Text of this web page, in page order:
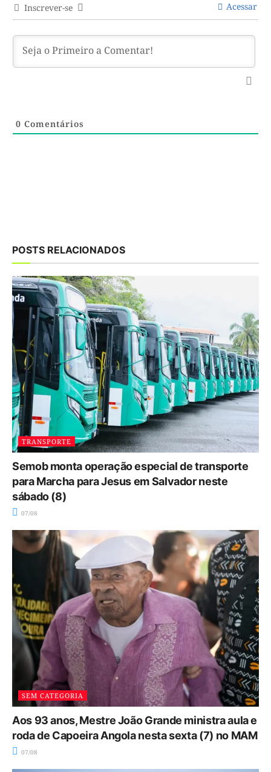
Inscrever-se Acessar
0 Comentários
POSTS RELACIONADOS
TRANSPORTE
Semob monta operação especial de transporte
para Marcha para Jesus em Salvador neste
sábado (8)
07/08
SEM CATEGORIA
Aos 93 anos, Mestre João Grande ministra aula e
roda de Capoeira Angola nesta sexta (7) no MAM
07/08